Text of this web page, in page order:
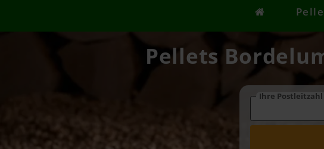
Pellets
Ihre Postleitzahl